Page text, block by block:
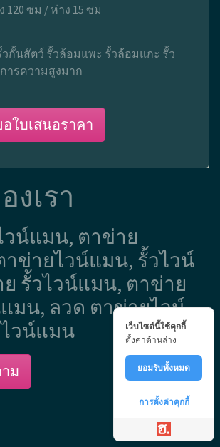
120 ซม / ห่าง 15 ซม
วกั้นสัตว์ รั้วล้อมแพะ รั้วล้อมแกะ รั้ว
ารความสูงมาก
ใบเสนอราคา
งเรา
วน์แมน, ตาข่าย
าข่ายไวน์แมน, รั้วไวน์
รั้วไวน์แมน, ตาข่าย
มน, ลวด ตาข่ายไวน์
วน์แมน
ม
เว็บไซต์นี้ใช้คุกกี้
ตั้งค่าด้านล่าง
ยอมรับทั้งหมด
การตั้งค่าคุกกี้